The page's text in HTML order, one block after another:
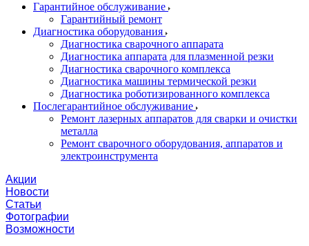
Гарантийное обслуживание
Гарантийный ремонт
Диагностика оборудования
Диагностика сварочного аппарата
Диагностика аппарата для плазменной резки
Диагностика сварочного комплекса
Диагностика машины термической резки
Диагностика роботизированного комплекса
Послегарантийное обслуживание
Ремонт лазерных аппаратов для сварки и очистки
металла
Ремонт сварочного оборудования, аппаратов и
электроинструмента
Акции
Новости
Статьи
Фотографии
Возможности